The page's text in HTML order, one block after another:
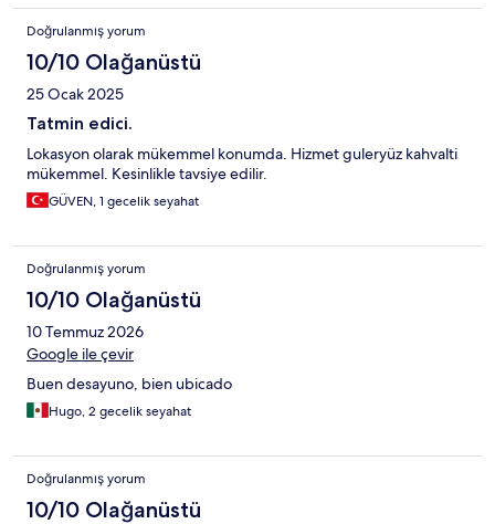
Doğrulanmış yorum
10/10 Olağanüstü
25 Ocak 2025
Tatmin edici.
Lokasyon olarak mükemmel konumda. Hizmet guleryüz kahvalti
mükemmel. Kesinlikle tavsiye edilir.
GÜVEN, 1 gecelik seyahat
Doğrulanmış yorum
10/10 Olağanüstü
10 Temmuz 2026
Google ile çevir
Buen desayuno, bien ubicado
Hugo, 2 gecelik seyahat
Doğrulanmış yorum
10/10 Olağanüstü